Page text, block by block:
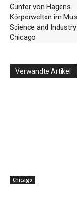
Günter von Hagens
Körperwelten im
Science and Industry
Chicago
Verwandte Artikel
Chicago